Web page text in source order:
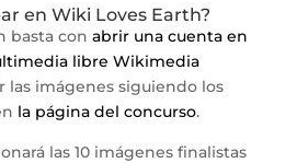
en Wiki Loves Earth?
basta con abrir una cuenta en
libre Wikimedia
las imágenes siguiendo los
la página del concurso.
las 10 imágenes finalistas